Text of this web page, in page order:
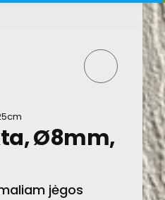
CM INDAMSØ8mm,
jėgos